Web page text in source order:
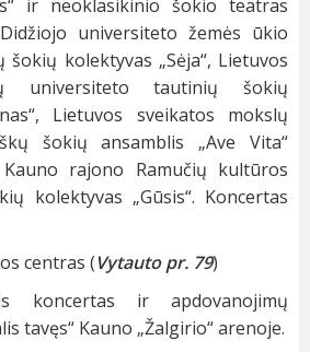
ir neoklasikinio šokio teatras
universiteto žemės ūkio
kolektyvas „Sėja“, Lietuvos
universiteto tautinių šokių
Lietuvos sveikatos mokslų
šokių ansamblis „Ave Vita“
rajono Ramučių kultūros
kolektyvas „Gūsis“. Koncertas
centras (Vytauto pr. 79)
koncertas ir apdovanojimų
tavęs“ Kauno „Žalgirio“ arenoje.